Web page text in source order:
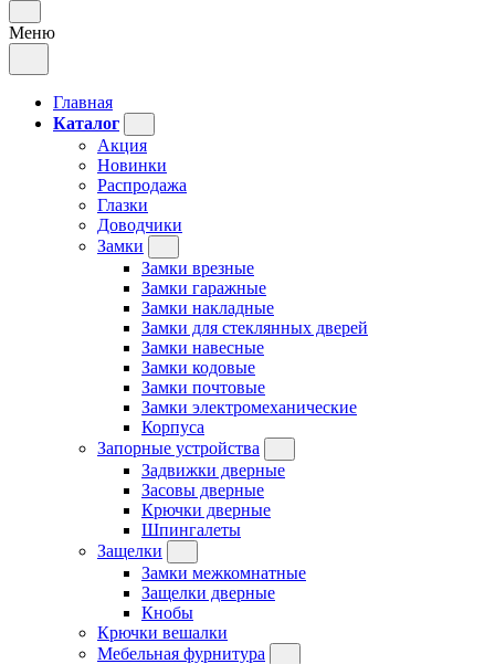
Меню
Главная
Каталог
Акция
Новинки
Распродажа
Глазки
Доводчики
Замки
Замки врезные
Замки гаражные
Замки накладные
Замки для стеклянных дверей
Замки навесные
Замки кодовые
Замки почтовые
Замки электромеханические
Корпуса
Запорные устройства
Задвижки дверные
Засовы дверные
Крючки дверные
Шпингалеты
Защелки
Замки межкомнатные
Защелки дверные
Кнобы
Крючки вешалки
Мебельная фурнитура